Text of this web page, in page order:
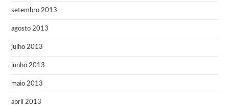
setembro 2013
agosto 2013
julho 2013
junho 2013
maio 2013
abril 2013